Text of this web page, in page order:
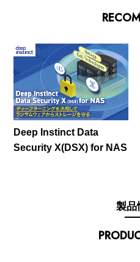
Deep Instinct Data
Security X(DSX) for NAS
製品